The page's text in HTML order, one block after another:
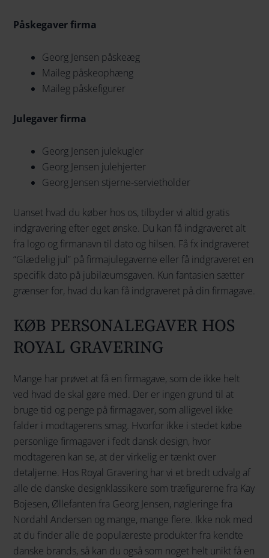
Påskegaver firma
Georg Jensen påskeæg
Maileg påskeophæng
Maileg påskefigurer
Julegaver firma
Georg Jensen julekugler
Georg Jensen julehjerter
Georg Jensen stjerne-servietholder
Uanset hvad du køber hos os, tilbyder vi altid gratis
indgravering efter eget ønske. Du kan få indgraveret alt
fra logo og firmanavn til dato og hilsen. Få fx indgraveret
“Glædelig jul” på firmajulegaverne eller få indgraveret en
specifik dato på jubilæumsgaven. Kun fantasien sætter
grænser for, hvad du kan få indgraveret på din firmagave.
KØB PERSONALEGAVER HOS
ROYAL GRAVERING
Mange har prøvet at få en firmagave, som de ikke helt
ved hvad de skal gøre med. Der er ingen grund til at
bruge tid og penge på firmagaver, som alligevel ikke
falder i modtagerens smag. Hvorfor ikke i stedet købe
personlige firmagaver i fedt dansk design, hvor
modtageren kan se, at der virkelig er tænkt over
detaljerne. Hos Royal Gravering har vi et bredt udvalg af
alle de danske designklassikere som træfigurerne fra Kay
Bojesen, Øllefanten fra Georg Jensen, nøgleringe fra
Nordahl Andersen og mange, mange flere. Ikke nok med
at du finder alle de populæreste produkter fra kendte
danske brands, så kan du også som noget helt unikt få en